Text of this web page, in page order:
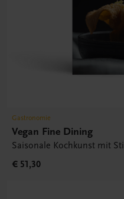
Gastronomie
Vegan Fine Dining
Saisonale Kochkunst mit Stil
€ 51,30